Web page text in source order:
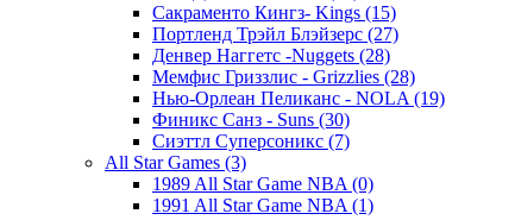
Сакраменто Кингз- Kings (15)
Портленд Трэйл Блэйзерс (27)
Денвер Наггетс -Nuggets (28)
Мемфис Гриззлис - Grizzlies (28)
Нью-Орлеан Пеликанс - NOLA (19)
Финикс Санз - Suns (30)
Сиэттл Суперсоникс (7)
All Star Games (3)
1989 All Star Game NBA (0)
1991 All Star Game NBA (1)